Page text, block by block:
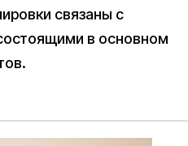
связаны с
в основном